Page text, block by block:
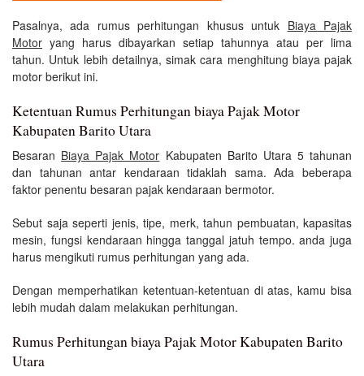
Pasalnya, ada rumus perhitungan khusus untuk Biaya Pajak
Motor yang harus dibayarkan setiap tahunnya atau per lima
tahun. Untuk lebih detailnya, simak cara menghitung biaya pajak
motor berikut ini.
Ketentuan Rumus Perhitungan biaya Pajak Motor
Kabupaten Barito Utara
Besaran Biaya Pajak Motor Kabupaten Barito Utara 5 tahunan
dan tahunan antar kendaraan tidaklah sama. Ada beberapa
faktor penentu besaran pajak kendaraan bermotor.
Sebut saja seperti jenis, tipe, merk, tahun pembuatan, kapasitas
mesin, fungsi kendaraan hingga tanggal jatuh tempo. anda juga
harus mengikuti rumus perhitungan yang ada.
Dengan memperhatikan ketentuan-ketentuan di atas, kamu bisa
lebih mudah dalam melakukan perhitungan.
Rumus Perhitungan biaya Pajak Motor Kabupaten Barito
Utara